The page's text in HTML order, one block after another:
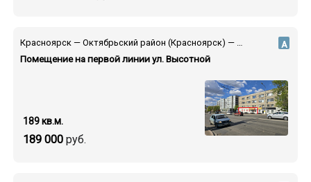
Помещение на первой линии ул. Высотной
А
189 000руб.
189 кв.м.